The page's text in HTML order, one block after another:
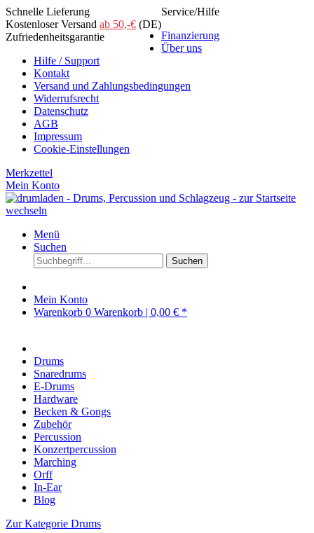
Schnelle Lieferung
Kostenloser Versand ab 50,-€ (DE)
Zufriedenheitsgarantie
Service/Hilfe
Finanzierung
Über uns
Hilfe / Support
Kontakt
Versand und Zahlungsbedingungen
Widerrufsrecht
Datenschutz
AGB
Impressum
Cookie-Einstellungen
Merkzettel
Mein Konto
Menü
Suchen
Suchen
Mein Konto
Warenkorb 0 Warenkorb | 0,00 € *
Drums
Snaredrums
E-Drums
Hardware
Becken & Gongs
Zubehör
Percussion
Konzertpercussion
Marching
Orff
In-Ear
Blog
Zur Kategorie Drums